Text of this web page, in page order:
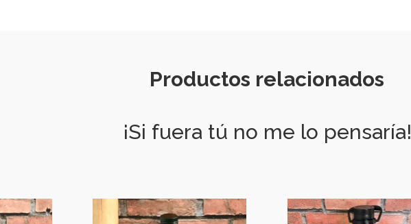
Productos relacionados
¡Si fuera tú no me lo pensaría!